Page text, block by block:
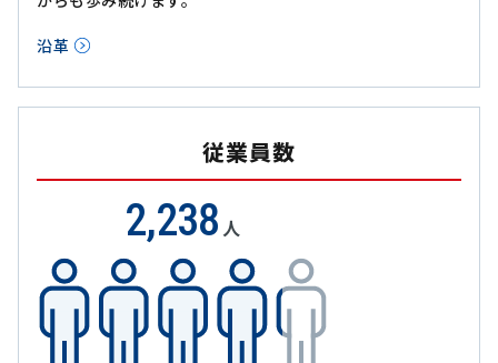
沿革
従業員数
2,238 人